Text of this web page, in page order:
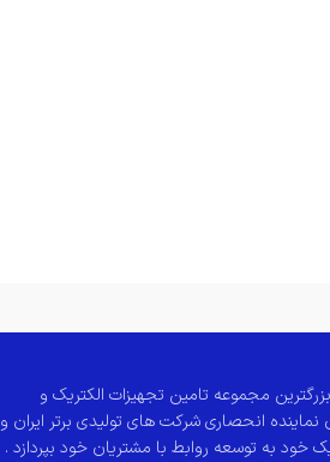
مجموعه تامین تجهیزات الکتریک و
نماینده انحصاری شرکت های تولیدی برتر ایران و
خود به توسعه روابط با مشتریان خود بپردازد .